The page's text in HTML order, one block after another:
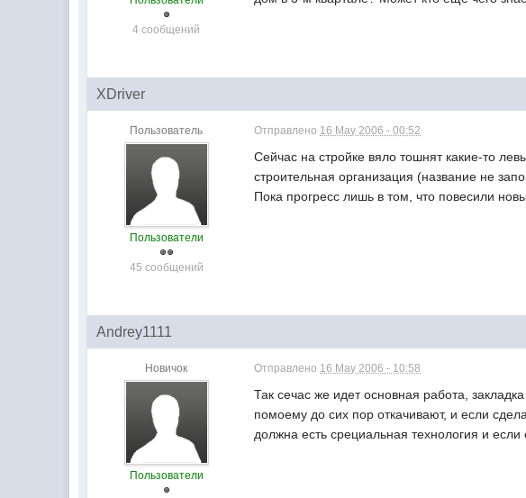
4 сообщений
XDriver
Пользователь
Пользователи
45 сообщений
Отправлено 16 May 2006 - 00:52
Сейчас на стройке вяло тошнят какие-то
строительная организация (название не
Пока прогресс лишь в том, что повесили
Andrey1111
Новичок
Пользователи
Отправлено 16 May 2006 - 10:58
Так сечас же идет основная работа,
помоему до сих пор откачивают, и если
должна есть срециальная технология и